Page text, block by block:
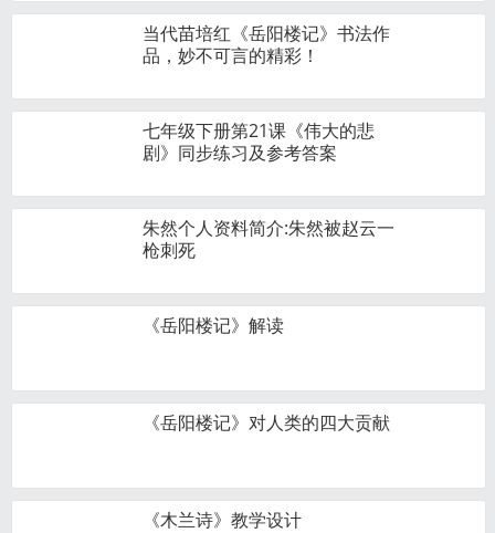
当代苗培红《岳阳楼记》书法作
品，妙不可言的精彩！
七年级下册第21课《伟大的悲
剧》同步练习及参考答案
朱然个人资料简介:朱然被赵云一
枪刺死
《岳阳楼记》解读
《岳阳楼记》对人类的四大贡献
《木兰诗》教学设计